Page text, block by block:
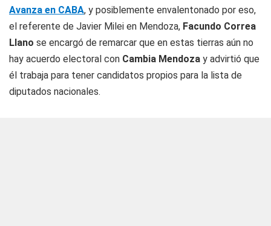
Avanza en CABA, y posiblemente envalentonado por eso,
el referente de Javier Milei en Mendoza, Facundo Correa
Llano se encargó de remarcar que en estas tierras aún no
hay acuerdo electoral con Cambia Mendoza y advirtió que
él trabaja para tener candidatos propios para la lista de
diputados nacionales.